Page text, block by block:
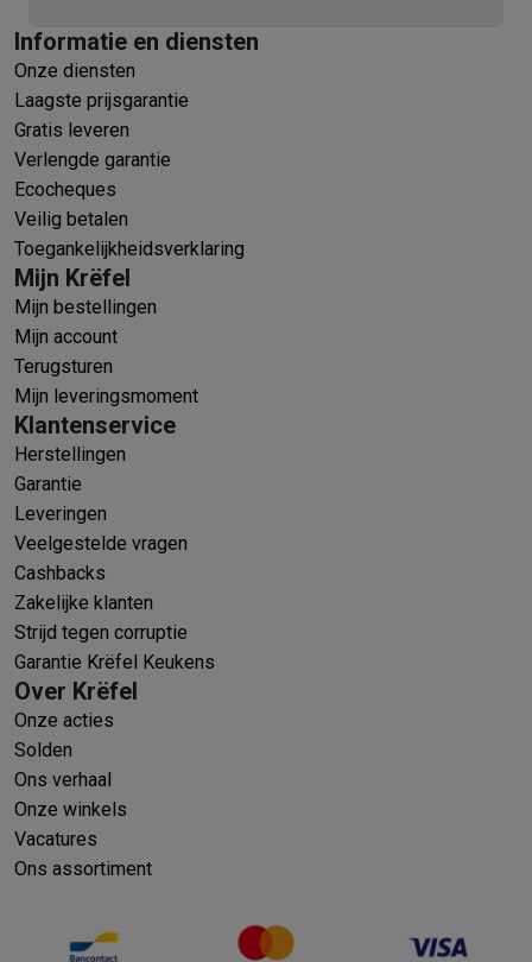
Informatie en diensten
Onze diensten
Laagste prijsgarantie
Gratis leveren
Verlengde garantie
Ecocheques
Veilig betalen
Toegankelijkheidsverklaring
Mijn Krëfel
Mijn bestellingen
Mijn account
Terugsturen
Mijn leveringsmoment
Klantenservice
Herstellingen
Garantie
Leveringen
Veelgestelde vragen
Cashbacks
Zakelijke klanten
Strijd tegen corruptie
Garantie Krëfel Keukens
Over Krëfel
Onze acties
Solden
Ons verhaal
Onze winkels
Vacatures
Ons assortiment